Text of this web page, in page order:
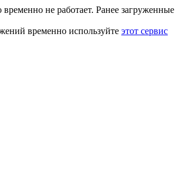
временно не работает. Ранее
временно используйте этот сервис